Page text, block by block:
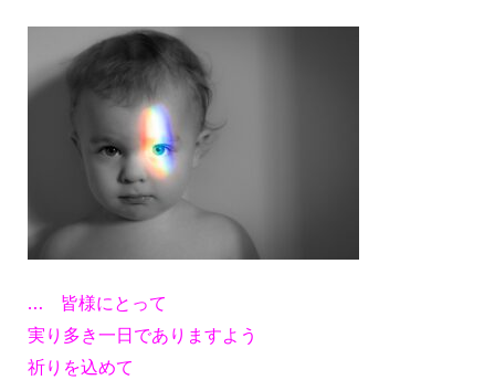
… 皆様にとって
実り多き一日でありますよう
祈りを込めて